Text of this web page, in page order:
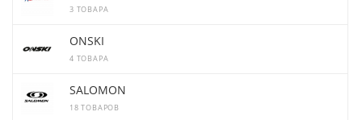
3 ТОВАРА
ONSKI
4 ТОВАРА
SALOMON
18 ТОВАРОВ